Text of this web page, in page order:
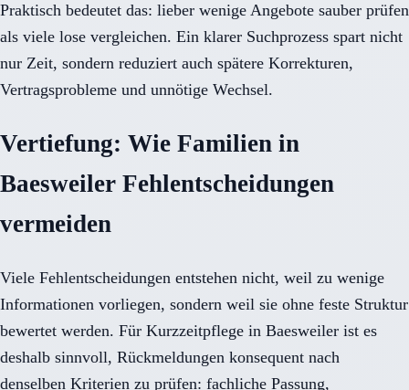
Praktisch bedeutet das: lieber wenige Angebote sauber prüfen
als viele lose vergleichen. Ein klarer Suchprozess spart nicht
nur Zeit, sondern reduziert auch spätere Korrekturen,
Vertragsprobleme und unnötige Wechsel.
Vertiefung: Wie Familien in
Baesweiler Fehlentscheidungen
vermeiden
Viele Fehlentscheidungen entstehen nicht, weil zu wenige
Informationen vorliegen, sondern weil sie ohne feste Struktur
bewertet werden. Für Kurzzeitpflege in Baesweiler ist es
deshalb sinnvoll, Rückmeldungen konsequent nach
denselben Kriterien zu prüfen: fachliche Passung,